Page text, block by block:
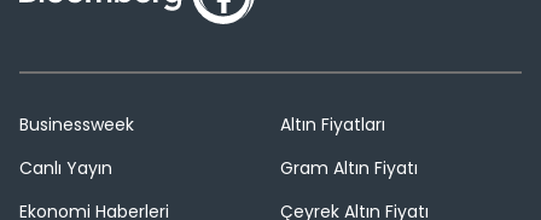
Businessweek
Canlı Yayın
Ekonomi Haberleri
Altın Fiyatları
Gram Altın Fiyatı
Çeyrek Altın Fiyatı